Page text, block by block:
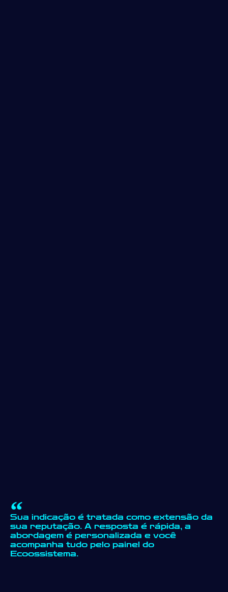
Sua indicação é tratada como extensão da
sua reputação. A resposta é rápida, a
abordagem é personalizada e você
acompanha tudo pelo painel do
Ecoossistema.